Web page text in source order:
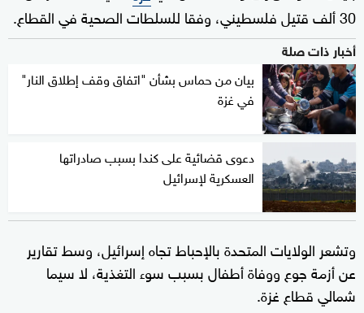
30 ألف قتيل فلسطيني، وفقا للسلطات الصحية في القطاع.
أخبار ذات صلة
بيان من حماس بشأن "اتفاق وقف إطلاق النار"
في غزة
دعوى قضائية على كندا بسبب صادراتها
العسكرية لإسرائيل
وتشعر الولايات المتحدة بالإحباط تجاه إسرائيل، وسط تقارير
عن أزمة جوع ووفاة أطفال بسبب سوء التغذية، لا سيما
شمالي قطاع غزة.